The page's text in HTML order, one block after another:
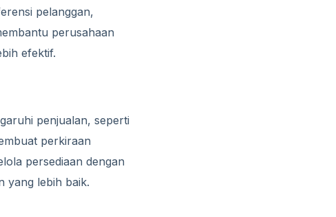
pelanggan,
perusahaan
efektif.
penjualan, seperti
perkiraan
persediaan dengan
yang lebih baik.